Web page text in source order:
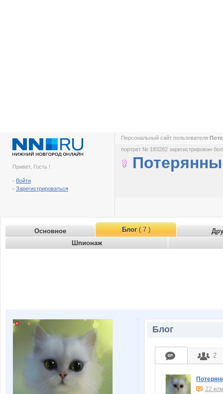
Привет, Гость !
- Войти
- Зарегистрироваться
Персональный сайт пользователя
портрет № 183282 зарегистрирован
Основное Блог( 7 )
Шпионаж
Блог
2
22